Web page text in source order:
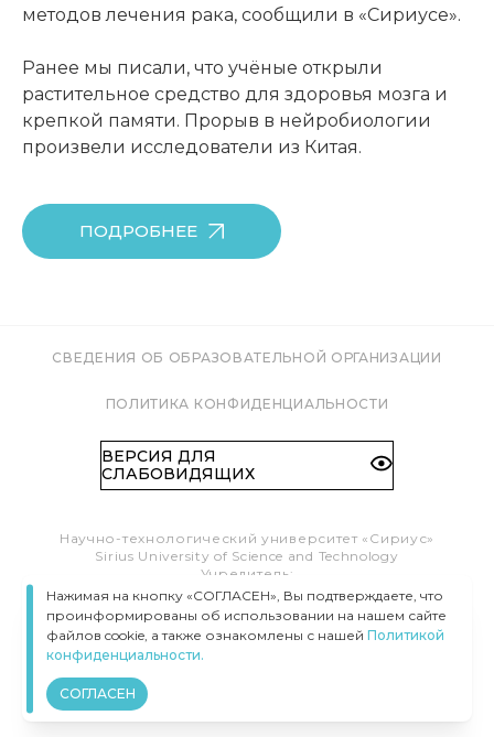
методов лечения рака, сообщили в «Сириусе».
Ранее мы писали, что учёные открыли
растительное средство для здоровья мозга и
крепкой памяти. Прорыв в нейробиологии
произвели исследователи из Китая.
ПОДРОБНЕЕ
СВЕДЕНИЯ ОБ ОБРАЗОВАТЕЛЬНОЙ ОРГАНИЗАЦИИ
ПОЛИТИКА КОНФИДЕНЦИАЛЬНОСТИ
ВЕРСИЯ ДЛЯ
СЛАБОВИДЯЩИХ
Научно-технологический университет «Сириус»
Sirius University of Science and Technology
Учредитель:
Образовательный Фонд «Талант и успех»
Федеральная территория «Сириус»,
Тел.:8 (800) 100 41 55
info@siriusuniversity.ru
ВСЕ ПРАВА ЗАЩИЩЕНЫ © УНИВЕРСИТЕТ «СИРИУС», 2020–
Нажимая на кнопку «СОГЛАСЕН», Вы подтверждаете, что
проинформированы об использовании на нашем сайте
файлов cookie, а также ознакомлены с нашей Политикой
конфиденциальности.
СОГЛАСЕН